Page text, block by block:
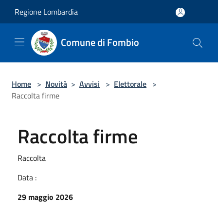
Regione Lombardia
Comune di Fombio
Home > Novità > Avvisi > Elettorale >
Raccolta firme
Raccolta firme
Raccolta
Data :
29 maggio 2026